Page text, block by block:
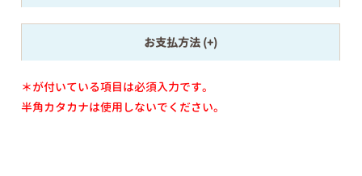
お支払方法
＊が付いている項目は必須入力です。
半角カタカナは使用しないでください。